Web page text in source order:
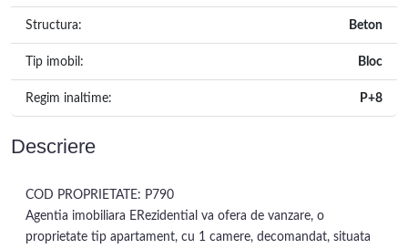
Structura: Beton
Tip imobil: Bloc
Regim inaltime: P+8
Descriere
COD PROPRIETATE: P790
Agentia imobiliara ERezidential va ofera de vanzare, o
proprietate tip apartament, cu 1 camere, decomandat, situata